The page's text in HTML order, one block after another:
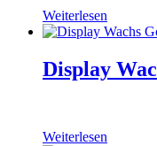
Weiterlesen
Display
Weiterlesen